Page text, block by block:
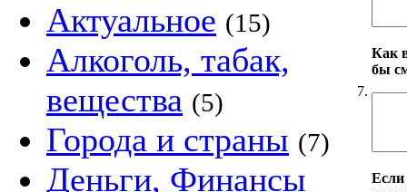
Актуальное (15)
Алкоголь, табак,
вещества (5)
Города и страны (7)
Деньги, Финансы
7.
Как
бы
Если